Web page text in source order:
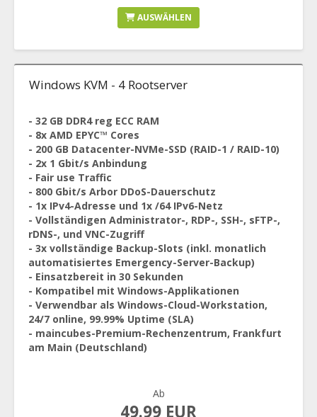
AUSWÄHLEN
Windows KVM - 4 Rootserver
- 32 GB DDR4 reg ECC RAM
- 8x AMD EPYC™ Cores
- 200 GB Datacenter-NVMe-SSD (RAID-1 / RAID-10)
- 2x 1 Gbit/s Anbindung
- Fair use Traffic
- 800 Gbit/s Arbor DDoS-Dauerschutz
- 1x IPv4-Adresse und 1x /64 IPv6-Netz
- Vollständigen Administrator-, RDP-, SSH-, sFTP-,
rDNS-, und VNC-Zugriff
- 3x vollständige Backup-Slots (inkl. monatlich
automatisiertes Emergency-Server-Backup)
- Einsatzbereit in 30 Sekunden
- Kompatibel mit Windows-Applikationen
- Verwendbar als Windows-Cloud-Workstation,
24/7 online, 99.99% Uptime (SLA)
- maincubes-Premium-Rechenzentrum, Frankfurt
am Main (Deutschland)
Ab
49.99 EUR